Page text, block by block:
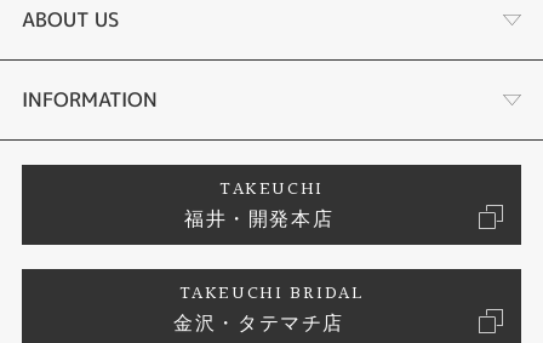
結婚指輪
セットリング
婚約ネックレス
エタニティリング
ふくい時計宝石修理研究所
タケウチのこだわり
プロポーズサポート
ブランドリスト
ジュエリーリフォーム
ABOUT US
会社概要
お客様の声
INFORMATION
プライバシーポリシー
TAKEUCHI
福井・開発本店
TAKEUCHI BRIDAL
金沢・タテマチ店